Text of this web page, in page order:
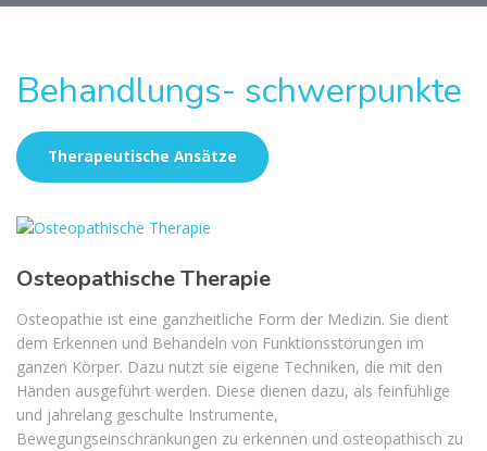
Behandlungs- schwerpunkte
Therapeutische Ansätze
Osteopathische Therapie
Osteopathie ist eine ganzheitliche Form der Medizin. Sie dient
dem Erkennen und Behandeln von Funk­tions­störungen im
ganzen Körper. Dazu nutzt sie eigene Techniken, die mit den
Händen ausgeführt werden. Diese dienen dazu, als feinfühlige
und jahre­lang geschulte Instrumente,
Bewegungseinschränkungen zu erkennen und osteopathisch zu